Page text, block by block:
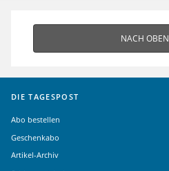
NACH OBEN
DIE TAGESPOST
Abo bestellen
Geschenkabo
Artikel-Archiv